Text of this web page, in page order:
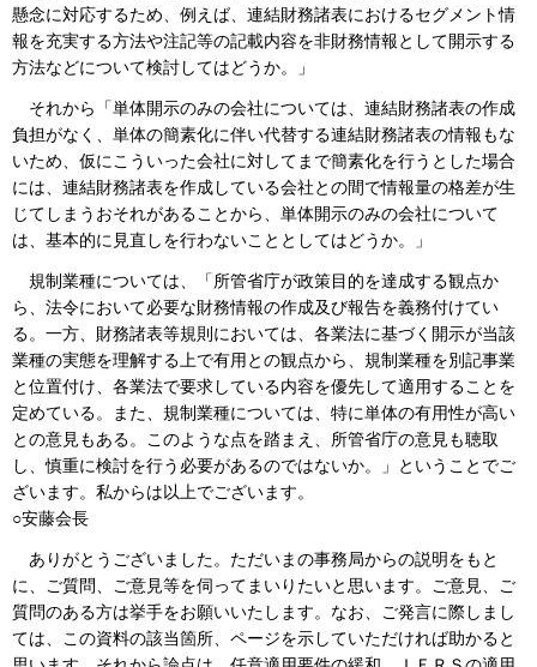
懸念に対応するため、例えば、連結財務諸表におけるセグメント情
報を充実する方法や注記等の記載内容を非財務情報として開示する
方法などについて検討してはどうか。」
それから「単体開示のみの会社については、連結財務諸表の作成
負担がなく、単体の簡素化に伴い代替する連結財務諸表の情報もな
いため、仮にこういった会社に対してまで簡素化を行うとした場合
には、連結財務諸表を作成している会社との間で情報量の格差が生
じてしまうおそれがあることから、単体開示のみの会社について
は、基本的に見直しを行わないこととしてはどうか。」
規制業種については、「所管省庁が政策目的を達成する観点か
ら、法令において必要な財務情報の作成及び報告を義務付けてい
る。一方、財務諸表等規則においては、各業法に基づく開示が当該
業種の実態を理解する上で有用との観点から、規制業種を別記事業
と位置付け、各業法で要求している内容を優先して適用することを
定めている。また、規制業種については、特に単体の有用性が高い
との意見もある。このような点を踏まえ、所管省庁の意見も聴取
し、慎重に検討を行う必要があるのではないか。」ということでご
ざいます。私からは以上でございます。
○安藤会長
ありがとうございました。ただいまの事務局からの説明をもと
に、ご質問、ご意見等を伺ってまいりたいと思います。ご意見、ご
質問のある方は挙手をお願いいたします。なお、ご発言に際しまし
ては、この資料の該当箇所、ページを示していただければ助かると